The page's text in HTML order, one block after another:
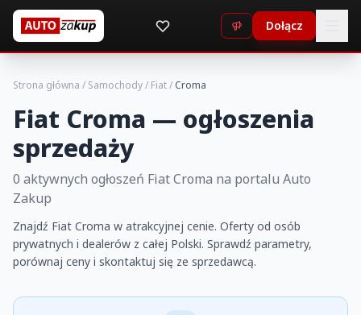
Dołącz
Strona główna / Samochody/ Fiat/ Croma
Fiat Croma — ogłoszenia
sprzedaży
0 aktywnych ogłoszeń Fiat Croma na portalu Auto
Zakup
Znajdź Fiat Croma w atrakcyjnej cenie. Oferty od osób
prywatnych i dealerów z całej Polski. Sprawdź parametry,
porównaj ceny i skontaktuj się ze sprzedawcą.